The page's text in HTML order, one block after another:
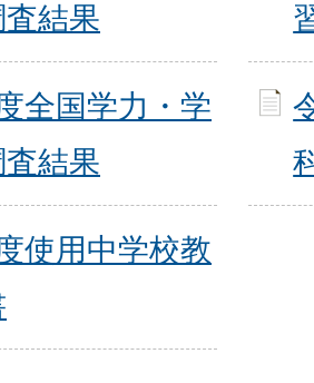
結果
全国学力・学
結果
使用中学校教